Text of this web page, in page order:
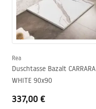
Rea
Duschtasse Bazalt CARRARA
WHITE 90x90
337,00 €